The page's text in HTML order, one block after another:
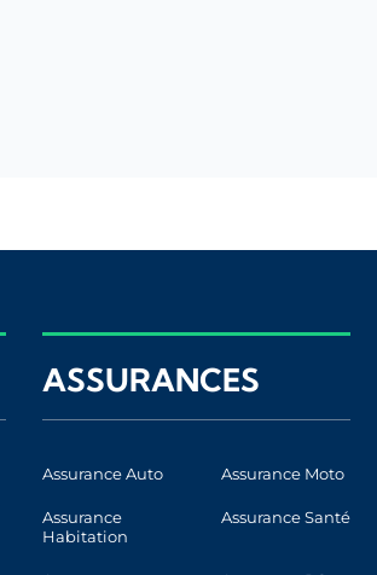
ASSURANCES
Assurance Auto Assurance Moto
Assurance
Habitation
Assurance Santé